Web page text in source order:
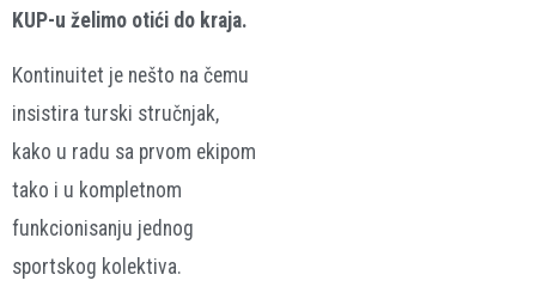
KUP-u želimo otići do kraja.
Kontinuitet je nešto na čemu
insistira turski stručnjak,
kako u radu sa prvom ekipom
tako i u kompletnom
funkcionisanju jednog
sportskog kolektiva.